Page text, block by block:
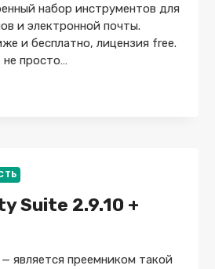
набор инструментов для
и электронной почты.
и бесплатно, лицензия free.
просто…
Suite 2.9.10 +
является преемником такой